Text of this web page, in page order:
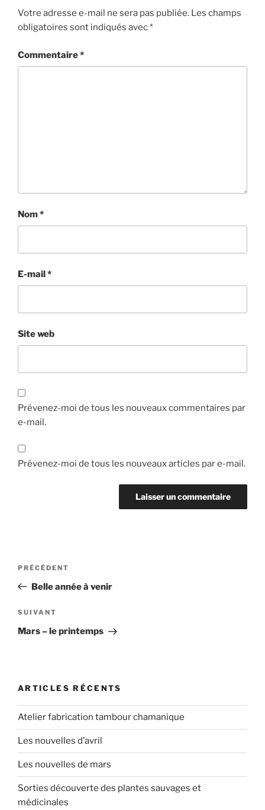
Votre adresse e-mail ne sera pas publiée. Les champs
obligatoires sont indiqués avec*
Commentaire*
Nom*
E-mail*
Site web
Prévenez-moi de tous les nouveaux commentaires par
e-mail.
Prévenez-moi de tous les nouveaux articles par e-mail.
Navigation
l’article
Article
précédent
PRÉCÉDENT
Belle année à venir
Article
suivant
SUIVANT
Mars – le printemps
ARTICLES RÉCENTS
Atelier fabrication tambour chamanique
Les nouvelles d’avril
Les nouvelles de mars
Sorties découverte des plantes sauvages et
médicinales